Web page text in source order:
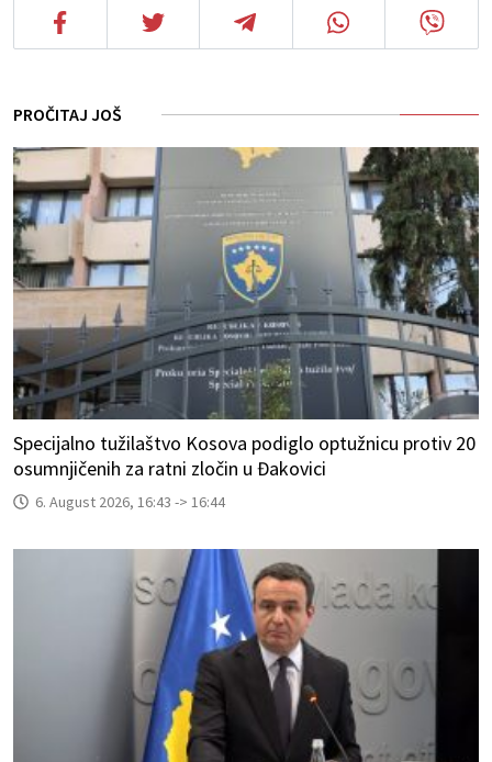
PROČITAJ JOŠ
Specijalno tužilaštvo Kosova podiglo optužnicu protiv 20
osumnjičenih za ratni zločin u Đakovici
6. August 2026, 16:43 -> 16:44